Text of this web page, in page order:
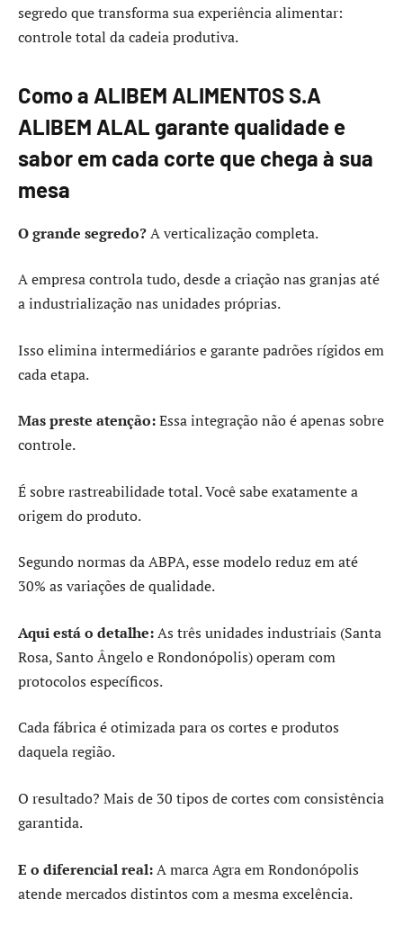
segredo que transforma sua experiência alimentar:
controle total da cadeia produtiva.
Como a ALIBEM ALIMENTOS S.A
ALIBEM ALAL garante qualidade e
sabor em cada corte que chega à sua
mesa
O grande segredo?A verticalização completa.
A empresa controla tudo, desde a criação nas granjas até
a industrialização nas unidades próprias.
Isso elimina intermediários e garante padrões rígidos em
cada etapa.
Mas preste atenção:Essa integração não é apenas sobre
controle.
É sobre rastreabilidade total. Você sabe exatamente a
origem do produto.
Segundo normas da ABPA, esse modelo reduz em até
30% as variações de qualidade.
Aqui está o detalhe:As três unidades industriais (Santa
Rosa, Santo Ângelo e Rondonópolis) operam com
protocolos específicos.
Cada fábrica é otimizada para os cortes e produtos
daquela região.
O resultado? Mais de 30 tipos de cortes com consistência
garantida.
E o diferencial real:A marca Agra em Rondonópolis
atende mercados distintos com a mesma excelência.